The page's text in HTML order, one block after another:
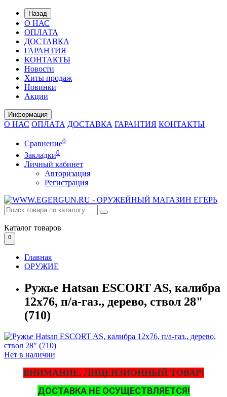
Назад
О НАС
ОПЛАТА
ДОСТАВКА
ГАРАНТИЯ
КОНТАКТЫ
Новости
Хиты продаж
Новинки
Акции
Информация
О НАС ОПЛАТА ДОСТАВКА ГАРАНТИЯ КОНТАКТЫ
Сравнение0
Закладки0
Личный кабинет
Авторизация
Регистрация
Каталог товаров
0
Главная
ОРУЖИЕ
Ружье Hatsan ESCORT AS, калибра
12x76, п/а-газ., дерево, ствол 28"
(710)
Нет в наличии
ВНИМАНИЕ, ЛИЦЕНЗИОННЫЙ ТОВАР!
ДОСТАВКА НЕ ОСУЩЕСТВЛЯЕТСЯ!